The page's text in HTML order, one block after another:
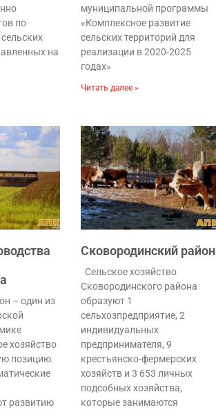
по
на
муниципальной программы
«Комплексное развитие
сельских территорий для
реализации в 2020-2025
годах»
Читать далее »
– один из
хозяйство
позицию.
развитию
Сковородинский район
Сельское хозяйство
Сковородинского района
образуют 1
сельхозпредприятие, 2
индивидуальных
предпринимателя, 9
крестьянско-фермерских
хозяйств и 3 653 личных
подсобных хозяйства,
которые занимаются